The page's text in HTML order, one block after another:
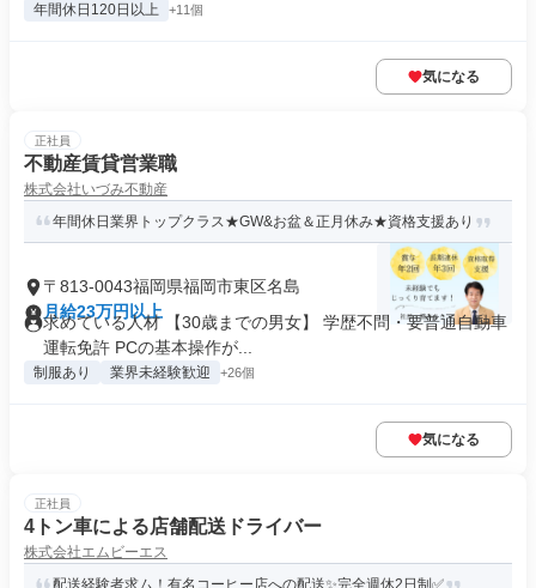
年間休日120日以上 +11個
気になる
正社員
不動産賃貸営業職
株式会社いづみ不動産
年間休日業界トップクラス★GW&お盆＆正月休み★資格支援あり
〒813-0043福岡県福岡市東区名島
月給23万円以上
求めている人材 【30歳までの男女】 学歴不問・要普通自動車
運転免許 PCの基本操作が...
制服あり 業界未経験歓迎 +26個
気になる
正社員
4トン車による店舗配送ドライバー
株式会社エムビーエス
配送経験者求ム！有名コーヒー店への配送✨完全週休2日制✅